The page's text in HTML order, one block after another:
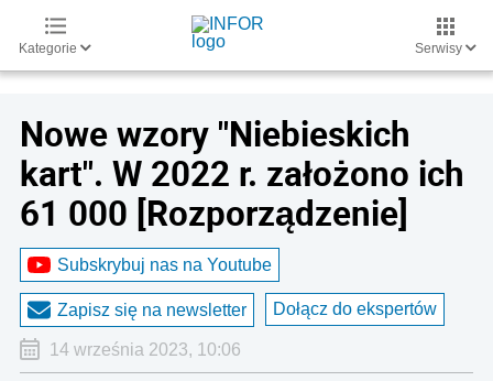
Kategorie Serwisy
Nowe wzory "Niebieskich
kart". W 2022 r. założono ich
61 000 [Rozporządzenie]
Subskrybuj nas na Youtube
Zapisz się na newsletter Dołącz do ekspertów
14 września 2023, 10:06